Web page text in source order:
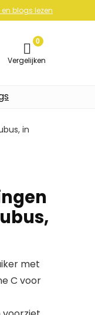
en blogs lezen
0
Vergelijken
in
met
C voor